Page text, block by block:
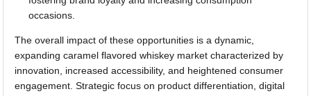
occasions.
The overall impact of these opportunities is a dynamic,
expanding caramel flavored whiskey market characterized by
innovation, increased accessibility, and heightened consumer
engagement. Strategic focus on product differentiation, digital